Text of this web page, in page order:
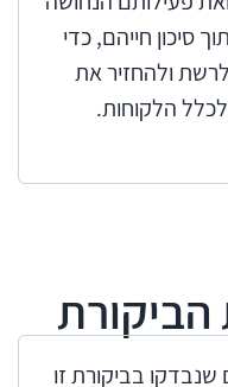
סיכון חייהם, כדי
ולהחזיר את
הלקוחות.
הביקורת
שנבדקו בביקורת זו